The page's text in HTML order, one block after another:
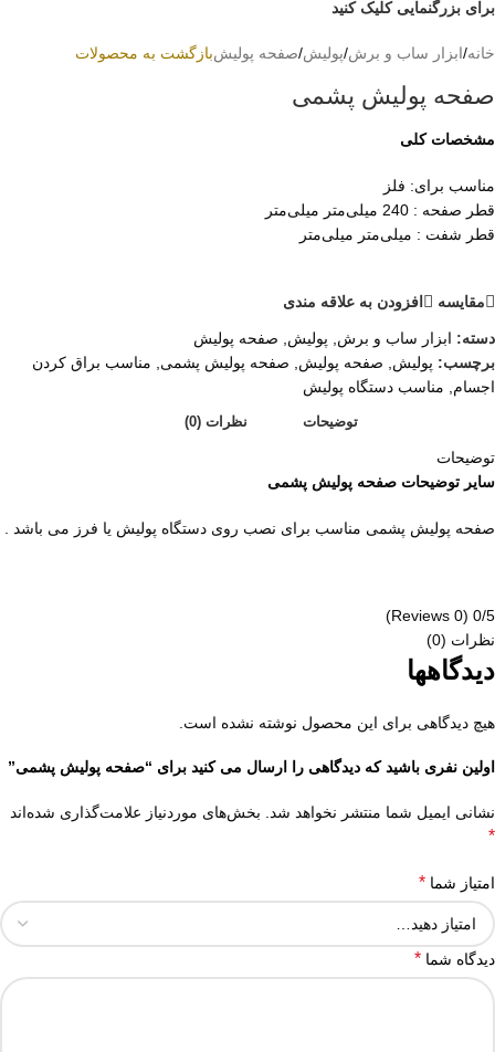
برای بزرگنمایی کلیک کنید
خانه/ابزار ساب و برش/پولیش/صفحه پولیشبازگشت به محصولات
صفحه پولیش پشمی
مشخصات کلی
مناسب برای: فلز
قطر صفحه : 240 میلی‌متر میلی‌متر
قطر شفت : میلی‌متر میلی‌متر
مقايسه افزودن به علاقه مندی
دسته: ابزار ساب و برش پولیش
صفحه پولیش
برچسب: پولیش صفحه پولیش صفحه پولیش پشمی
مناسب براق کردن
اجسام
مناسب دستگاه پولیش
توضیحات نظرات (0)
توضیحات
سایر توضیحات صفحه پولیش پشمی
صفحه پولیش پشمی مناسب برای نصب روی دستگاه پولیش یا فرز می باشد .
0/5
(0 Reviews)
نظرات (0)
دیدگاهها
هیچ دیدگاهی برای این محصول نوشته نشده است.
اولین نفری باشید که دیدگاهی را ارسال می کنید برای “صفحه پولیش پشمی”
نشانی ایمیل شما منتشر نخواهد شد. بخش‌های موردنیاز علامت‌گذاری شده‌اند
*
امتیاز شما *
دیدگاه شما *